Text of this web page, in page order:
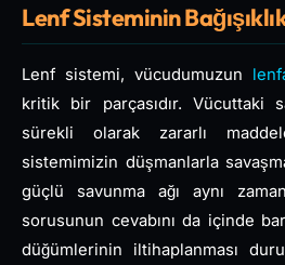
Lenf Sisteminin
Lenf sistemi, vücudumuzun
kritik bir parçasıdır. Vücuttaki
sürekli olarak zararlı
sistemimizin düşmanlarla
güçlü savunma ağı aynı
sorusunun cevabını da içinde
düğümlerinin iltihaplanması